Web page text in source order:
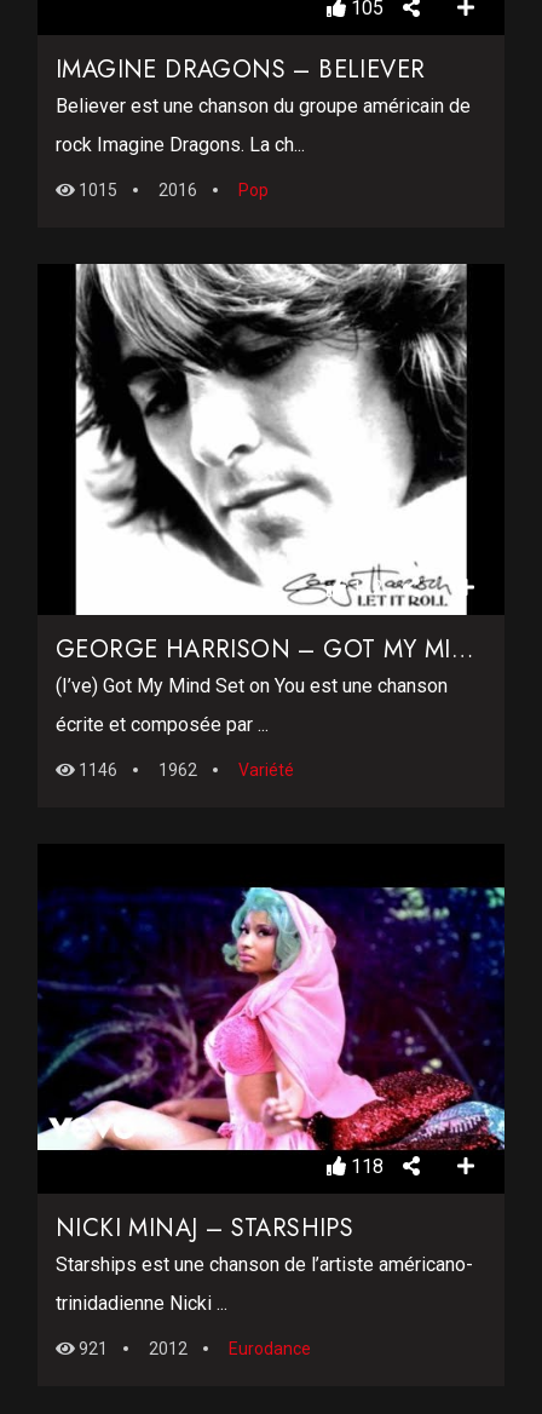
105
IMAGINE DRAGONS – BELIEVER
Believer est une chanson du groupe américain de
rock Imagine Dragons. La ch...
1015 2016 Pop
122
GEORGE HARRISON – GOT MY MIND SET ON YOU
(I’ve) Got My Mind Set on You est une chanson
écrite et composée par ...
1146 1962 Variété
118
NICKI MINAJ – STARSHIPS
Starships est une chanson de l’artiste américano-
trinidadienne Nicki ...
921 2012 Eurodance